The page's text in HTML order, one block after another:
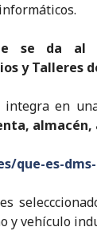
se da al
y Talleres
integra en
que-es-
es
y vehículo